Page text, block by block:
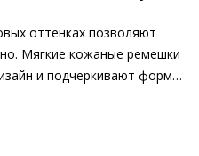
оттенках позволяют
Мягкие кожаные ремешки
и подчеркивают форму
с функциональностью:
комфорт и